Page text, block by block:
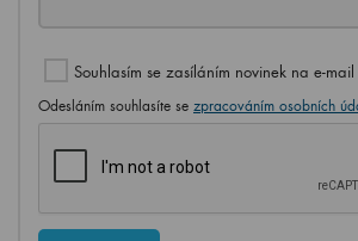
Souhlasím se zasíláním novinek na e-mail
Odesláním souhlasíte se zpracováním osobních